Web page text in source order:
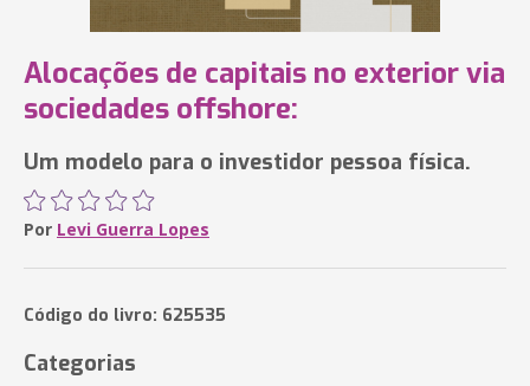
Alocações de capitais no exterior via
sociedades offshore:
Um modelo para o investidor pessoa física.
Por Levi Guerra Lopes
Código do livro: 625535
Categorias